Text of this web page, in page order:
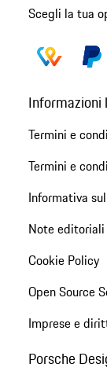
Scegli la tua
Informazioni
Termini e
Termini e
Informativa
Note
Cookie Policy
Open Source
Imprese e
Porsche